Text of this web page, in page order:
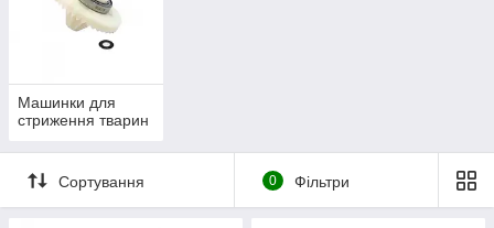
Машинки для
стриження тварин
Сортування 0 Фільтри